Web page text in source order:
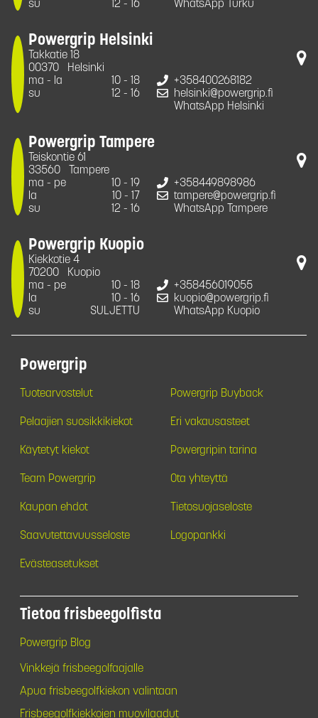
su
12 - 16
WhatsApp Turku
Powergrip Helsinki
Takkatie 18
00370
Helsinki
ma - la
10 - 18
su
12 - 16
+358400268182
helsinki@powergrip.fi
WhatsApp Helsinki
Powergrip Tampere
Teiskontie 61
33560
Tampere
ma - pe
10 - 19
la
10 - 17
su
12 - 16
+358449898986
tampere@powergrip.fi
WhatsApp Tampere
Powergrip Kuopio
Kiekkotie 4
70200
Kuopio
ma - pe
10 - 18
la
10 - 16
su
SULJETTU
+358456019055
kuopio@powergrip.fi
WhatsApp Kuopio
Powergrip
Tuotearvostelut Powergrip Buyback
Pelaajien suosikkikiekot Eri vakausasteet
Käytetyt kiekot Powergripin tarina
Team Powergrip Ota yhteyttä
Kaupan ehdot Tietosuojaseloste
Saavutettavuusseloste Logopankki
Evästeasetukset
Tietoa frisbeegolfista
Powergrip Blog
Vinkkejä frisbeegolfaajalle
Apua frisbeegolfkiekon valintaan
Frisbeegolfkiekkojen muovilaadut